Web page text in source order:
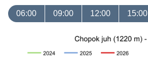
06:00 09:00 12:00 15:00